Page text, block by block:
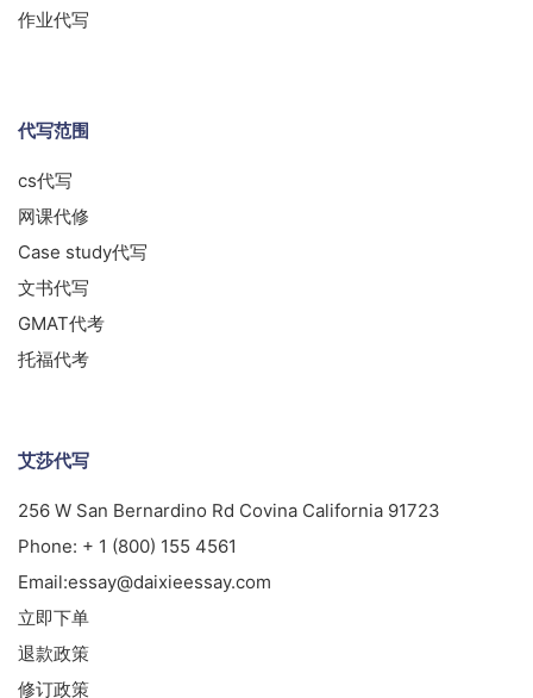
作业代写
代写范围
cs代写
网课代修
Case study代写
文书代写
GMAT代考
托福代考
艾莎代写
256 W San Bernardino Rd Covina California 91723
Phone: + 1 (800) 155 4561
Email:essay@daixieessay.com
立即下单
退款政策
修订政策